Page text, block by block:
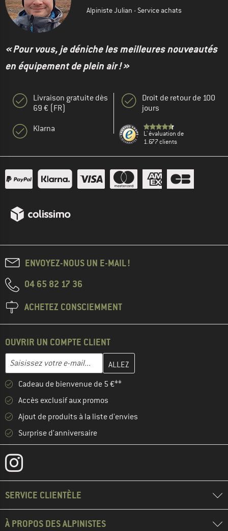
Alpiniste Julian - Service achats
« Pour vous, je déniche les meilleures nouveautés
en équipement de plein air ! »
Livraison gratuite dès
69 € (FR)
Klarna
Droit de retour de 100
jours
L' évaluation de
1.677 clients
ENVOYEZ-NOUS UN E-MAIL !
04 65 82 17 36
ACHETEZ CONSCIEMMENT
OUVRIR UN COMPTE CLIENT
Adresse e-mail
Entrez votre adresse e-mail ici et créez votre compte client à la
Cadeau de bienvenue de 5 €**
Accès exclusif aux promos
Ajout de produits à la liste d'envies
Surprise d'anniversaire
SERVICE CLIENTÈLE
À PROPOS DES ALPINISTES